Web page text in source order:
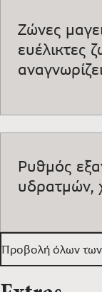
Ζώνες
ευέλικτες
Ρυθμός
υδρατμών,
Προβολή όλων των